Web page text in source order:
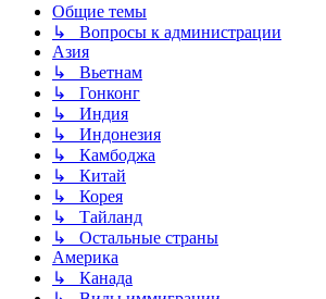
Общие темы
↳ Вопросы к администрации
Азия
↳ Вьетнам
↳ Гонконг
↳ Индия
↳ Индонезия
↳ Камбоджа
↳ Китай
↳ Корея
↳ Тайланд
↳ Остальные страны
Америка
↳ Канада